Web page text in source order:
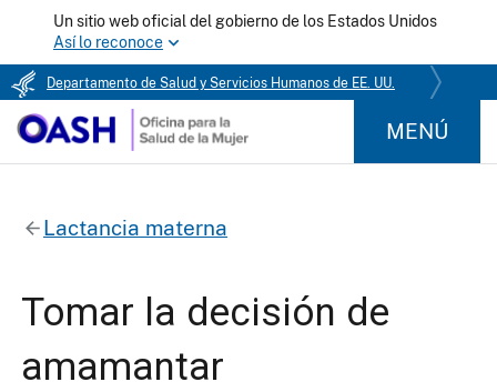
Un sitio web oficial del gobierno de los Estados Unidos
Así lo reconoce
Departamento de Salud y Servicios Humanos de EE. UU.
MENÚ
Lactancia materna
Tomar la decisión de
amamantar